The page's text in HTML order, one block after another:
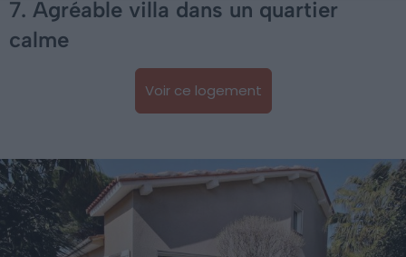
7. Agréable villa dans un quartier
calme
Voir ce logement